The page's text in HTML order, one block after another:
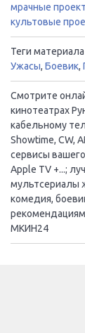
мрачные
культовые
Теги
Ужасы, Боевик,
Смотрите
кинотеатрах
кабельному
Showtime, CW,
сервисы
Apple TV +...;
мультсериалы
комедия,
МКИН24